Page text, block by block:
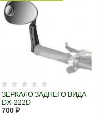
ЗЕРКАЛО ЗАДНЕГО ВИДА
DX-222D
700 ₽